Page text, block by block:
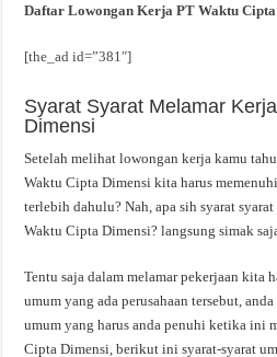
Daftar Lowongan Kerja PT Waktu Cipta
[the_ad id=”381″]
Syarat Syarat Melamar
Dimensi
Setelah melihat lowongan kerja kamu
Waktu Cipta Dimensi kita harus
terlebih dahulu? Nah, apa sih syarat
Waktu Cipta Dimensi? langsung simak
Tentu saja dalam melamar pekerjaan kita
umum yang ada perusahaan tersebut,
umum yang harus anda penuhi ketika ini
Cipta Dimensi, berikut ini syarat-syarat